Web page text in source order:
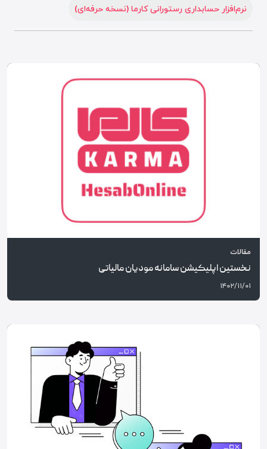
نرم‌افزار حسابداری رستورانی کارما (نسخه حرفه‌ای)
مقالات
نخستین اپلیکیشن سامانه مودیان مالیاتی
۱۴۰۲/۱۱/۰۱